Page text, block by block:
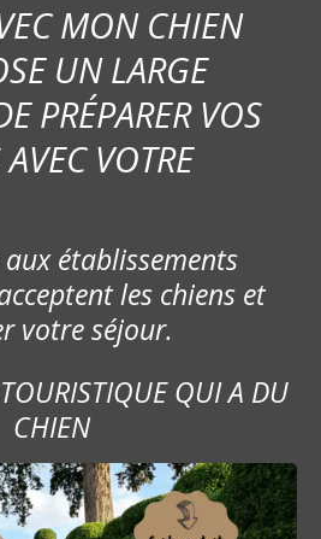
MON CHIEN
UN LARGE
PRÉPARER VOS
VOTRE
aux établissements
les chiens et
votre séjour.
QUI A DU
CHIEN